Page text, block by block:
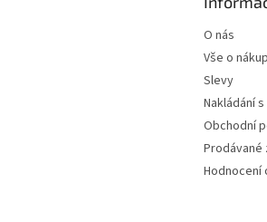
O nás
Vše o
Slevy
Nakládání
Obchodní
Prodávané
Hodnocení